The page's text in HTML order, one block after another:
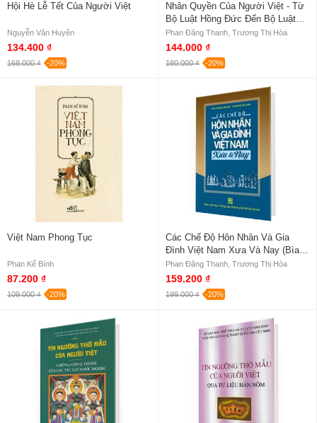
Hội Hè Lễ Tết Của Người Việt
Nguyễn Văn Huyên
134.400 ₫
168.000 ₫ -20%
Nhân Quyền Của Người Việt - Từ
Bộ Luật Hồng Đức Đến Bộ Luật
Gia Long
Phan Đăng Thanh, Trương Thị Hòa
144.000 ₫
180.000 ₫ -20%
Việt Nam Phong Tục
Phan Kế Bính
87.200 ₫
109.000 ₫ -20%
Các Chế Độ Hôn Nhân Và Gia
Đình Việt Nam Xưa Và Nay (Bìa
Cứng)
Phan Đăng Thanh, Trương Thị Hòa
159.200 ₫
199.000 ₫ -20%